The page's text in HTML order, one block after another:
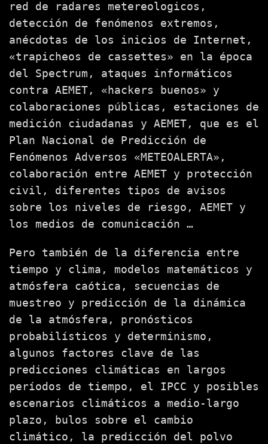
red de radares metereologicos,
detección de fenómenos extremos,
anécdotas de los inicios de Internet,
«trapicheos de cassettes» en la época
del Spectrum, ataques informáticos
contra AEMET, «hackers buenos» y
colaboraciones públicas, estaciones de
medición ciudadanas y AEMET, que es el
Plan Nacional de Predicción de
Fenómenos Adversos «METEOALERTA»,
colaboración entre AEMET y protección
civil, diferentes tipos de avisos
sobre los niveles de riesgo, AEMET y
los medios de comunicación …
Pero también de la diferencia entre
tiempo y clima, modelos matemáticos y
atmósfera caótica, secuencias de
muestreo y predicción de la dinámica
de la atmósfera, pronósticos
probabilísticos y determinismo,
algunos factores clave de las
predicciones climáticas en largos
períodos de tiempo, el IPCC y posibles
escenarios climáticos a medio-largo
plazo, bulos sobre el cambio
climático, la predicción del polvo